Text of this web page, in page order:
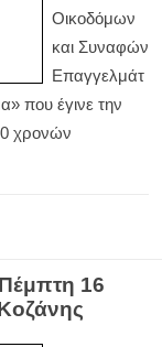
Οικοδόμων
και Συναφών
Επαγγελμάτ
που έγινε την
χρονών
16